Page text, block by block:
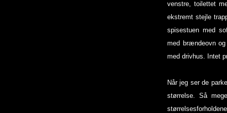
venstre, toilettet
ekstremt stejle
spisestuen med
med brændeovn
med drivhus. Intet
Når jeg ser de
størrelse. Så